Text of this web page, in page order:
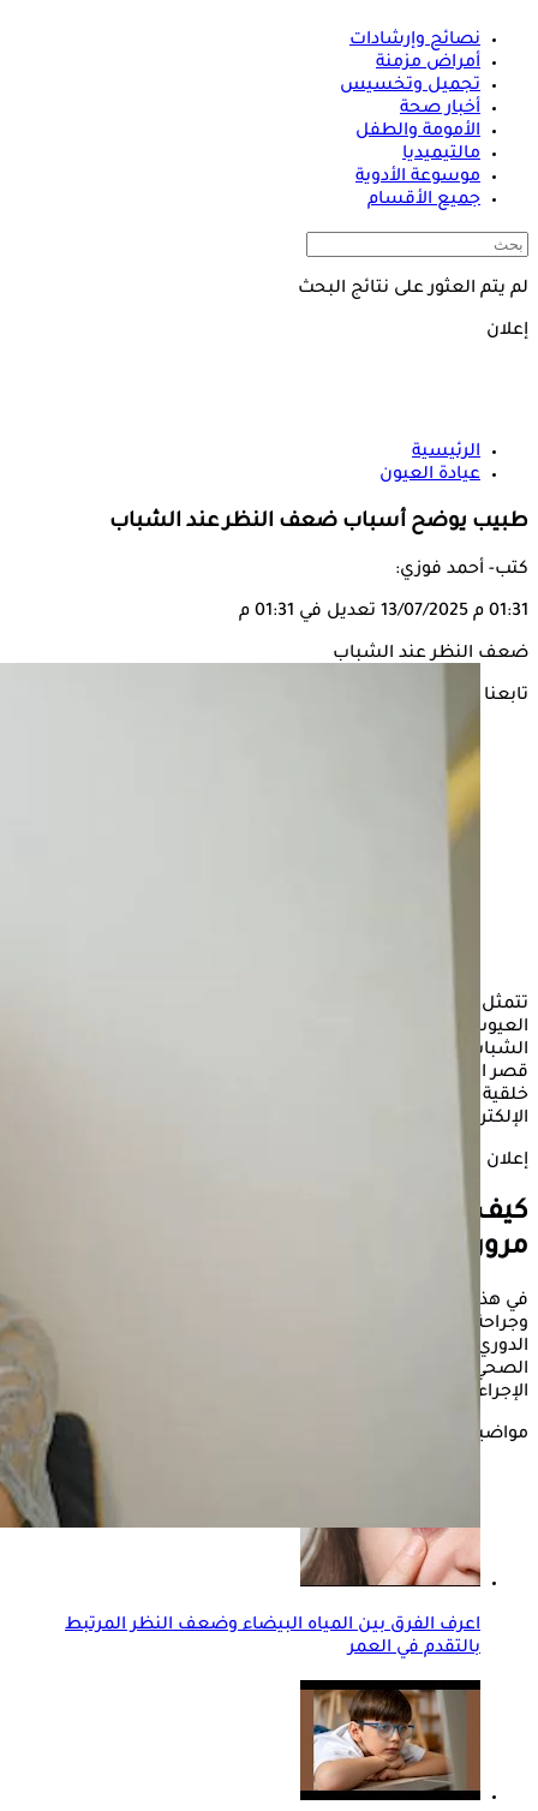
نصائح وإرشادات
أمراض مزمنة
تجميل وتخسيس
أخبار صحة
الأمومة والطفل
مالتيميديا
موسوعة الأدوية
جميع الأقسام
لم يتم العثور على نتائج البحث
إعلان
الرئيسية
عيادة العيون
طبيب يوضح أسباب ضعف النظر عند الشباب
كتب- أحمد فوزي:
01:31 م 13/07/2025 تعديل في 01:31 م
ضعف النظر عند الشباب
تابعنا على
تتمثل أكثر الأسباب التي تؤدي إلى ضعف النظر عند الشباب، في
العيوب الإنكسارية مثل قصر أو طول النظر، بالذات في فترة
الشباب أو إهمال النظارة الطبية، الموصوفة للحماية من طول أو
قصر النظر، أما عند الأطفال، فقد تولد أطفال بمشاكل وعيوب
خلقية في الشبكية أو العصب البصري، واستخدام الأجهزة
الإلكترونية كثيرا بدون راحة، ما يسبب ضعف في النظر مع الوقت.
إعلان
كيف تحمي نفسك من أمراض العيون مع
مرور السن.
في هذا الشأن، أكد الدكتور محمد رضا عبد الباسط، أخصائي طب
وجراحة العيون، أن أهم خطوة للحفاظ على العيون هي الكشف
الدوري على العين، خاصة بعد سن الأربعين، ناصحًا باتباع الأكل
الصحي، وممارسة الرياضة، والبعد عن التدخين، منوهًا بأن كل هذه
الإجراءات الوقائية تصنع فارق كبير في الحفاظ على صحة العين.
مواضيع ذات صلة
اعرف الفرق بين المياه البيضاء وضعف النظر المرتبط
بالتقدم في العمر